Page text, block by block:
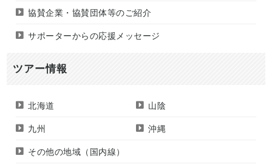
協賛企業・協賛団体等のご紹介
サポーターからの応援メッセージ
ツアー情報
北海道 山陰
九州 沖縄
その他の地域（国内線）